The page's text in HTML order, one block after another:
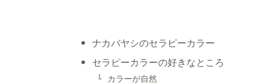
ナカバヤシのセラピーカラー
セラピーカラーの好きなところ
カラーが自然